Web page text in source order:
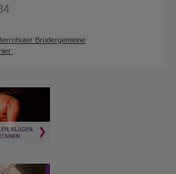
Brüdergemeine
hier